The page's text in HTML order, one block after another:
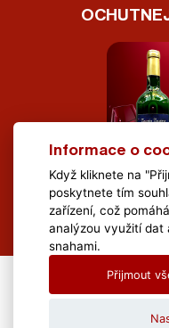
All Rights Reserved
Informace o
Když kliknete na
poskytnete tím
zařízení, což
analýzou využití dat
snahami.
Přijmout